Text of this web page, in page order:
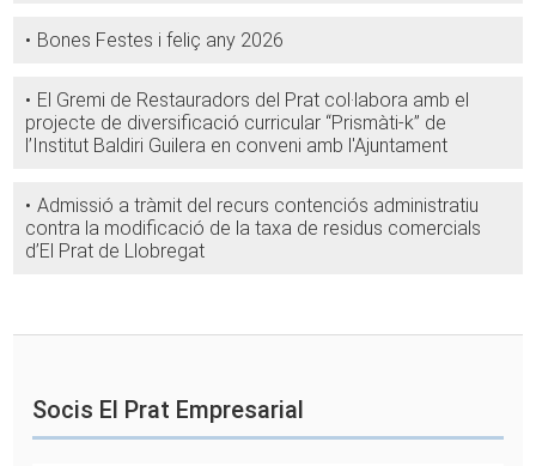
Bones Festes i feliç any 2026
El Gremi de Restauradors del Prat col·labora amb el
projecte de diversificació curricular “Prismàti-k” de
l’Institut Baldiri Guilera en conveni amb l'Ajuntament
Admissió a tràmit del recurs contenciós administratiu
contra la modificació de la taxa de residus comercials
d’El Prat de Llobregat
Socis El Prat Empresarial